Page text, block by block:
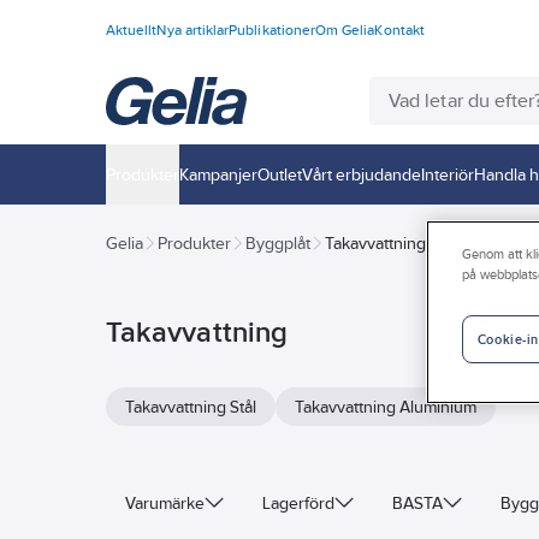
AktuelltNya artiklarPublikationerOm GeliaKontakt
KampanjerOutletVårt erbjudandeInteriörHandla
Gelia Produkter Byggplåt Takavvattning
Takavvattning
Takavvattning Stål Takavvattning Aluminium
Varumärke Lagerförd BASTA
Genom att
på
Cookie-